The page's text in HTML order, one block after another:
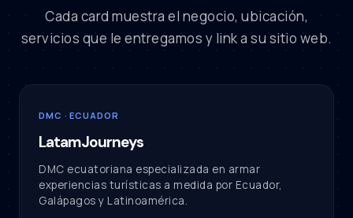
Cada card muestra el negocio, ubicación,
servicios que le entregamos y link a su sitio web.
DMC · ECUADOR
LatamJourneys
DMC ecuatoriana especializada en armar
experiencias turísticas a medida por Ecuador,
Galápagos y Latinoamérica.